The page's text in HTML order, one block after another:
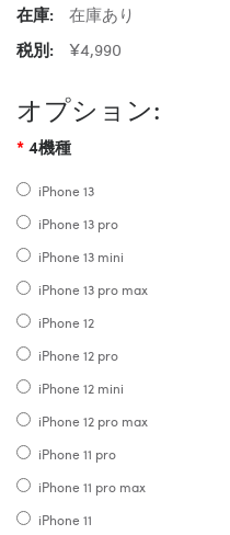
在庫:
在庫あり
税別:
¥4,990
オプション:
4機種
iPhone 13
iPhone 13 pro
iPhone 13 mini
iPhone 13 pro max
iPhone 12
iPhone 12 pro
iPhone 12 mini
iPhone 12 pro max
iPhone 11 pro
iPhone 11 pro max
iPhone 11